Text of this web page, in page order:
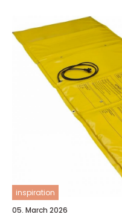
inspiration
05. March 2026